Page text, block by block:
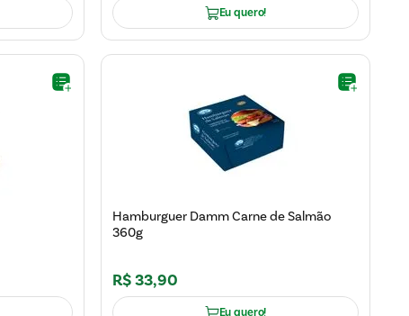
Eu quero!
Hamburguer Damm Carne de Salmão
360g
R$33,90
Eu quero!